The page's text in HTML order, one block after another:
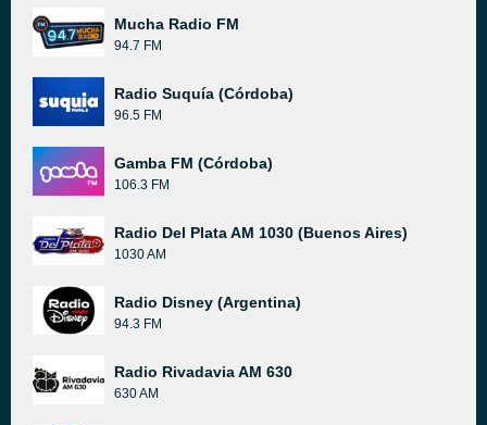
Mucha Radio FM
94.7 FM
Radio Suquía (Córdoba)
96.5 FM
Gamba FM (Córdoba)
106.3 FM
Radio Del Plata AM 1030 (Buenos Aires)
1030 AM
Radio Disney (Argentina)
94.3 FM
Radio Rivadavia AM 630
630 AM